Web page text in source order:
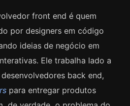
front end é quem
por designers em código
ideias de negócio em
Ele trabalha lado a
back end,
para entregar produtos